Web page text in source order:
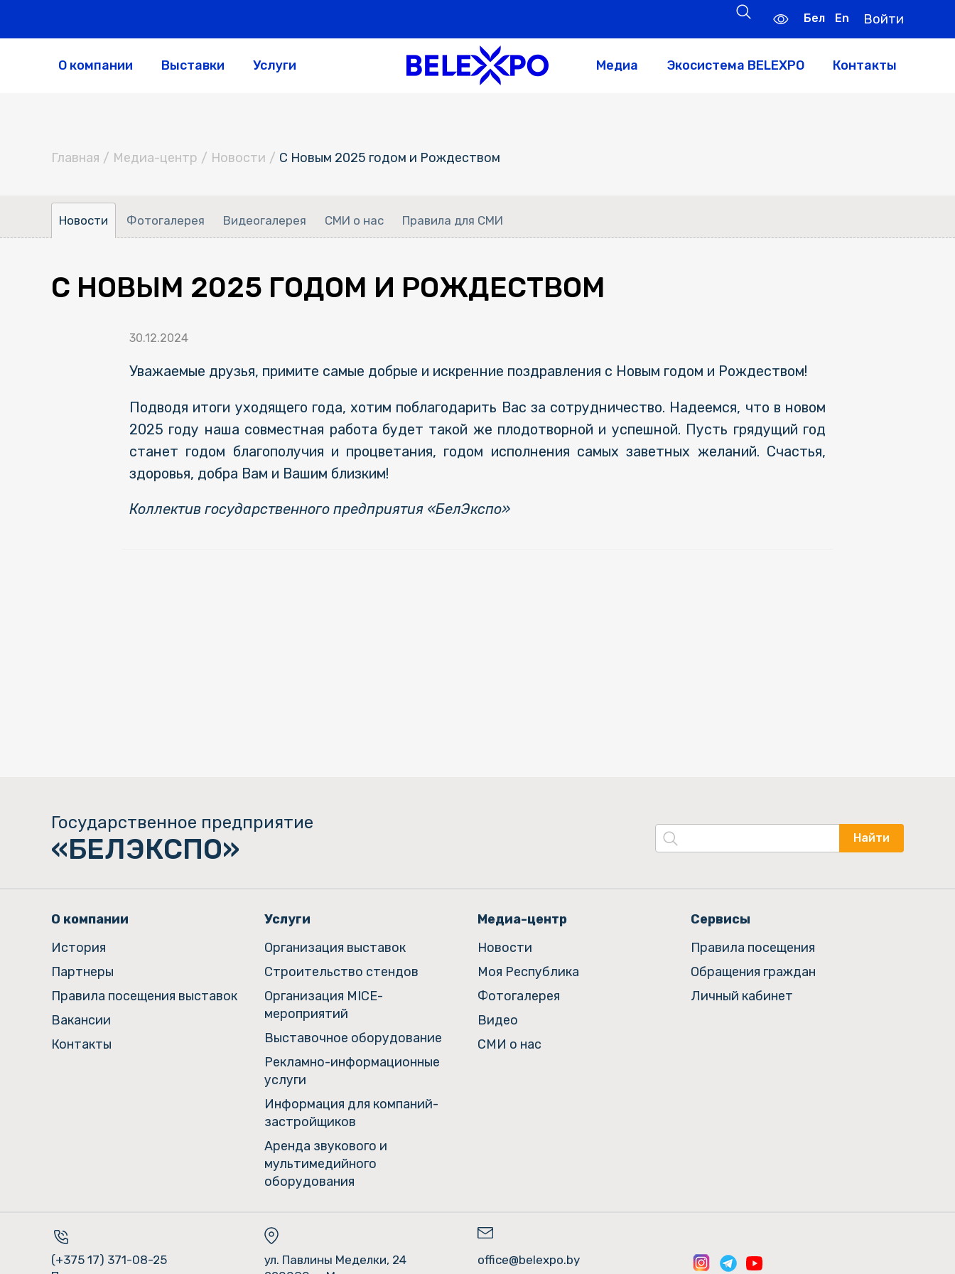
Бел En Войти
О компании Выставки Услуги Медиа Экосистема BELEXPO Контакты
Главная / Медиа-центр / Новости / С Новым 2025 годом и Рождеством
Новости Фотогалерея Видеогалерея СМИ о нас Правила для СМИ
С НОВЫМ 2025 ГОДОМ И РОЖДЕСТВОМ
30.12.2024
Уважаемые друзья, примите самые добрые и искренние поздравления с Новым годом и Рождеством!
Подводя итоги уходящего года, хотим поблагодарить Вас за сотрудничество. Надеемся, что в новом
2025 году наша совместная работа будет такой же плодотворной и успешной. Пусть грядущий год
станет годом благополучия и процветания, годом исполнения самых заветных желаний. Счастья,
здоровья, добра Вам и Вашим близким!
Коллектив государственного предприятия «БелЭкспо»
Государственное предприятие
«БЕЛЭКСПО» Найти
О компании
История
Партнеры
Правила посещения выставок
Вакансии
Контакты
Услуги
Организация выставок
Строительство стендов
Организация MICE-
мероприятий
Выставочное оборудование
Рекламно-информационные
услуги
Информация для компаний-
застройщиков
Аренда звукового и
мультимедийного
оборудования
Медиа-центр
Новости
Моя Республика
Фотогалерея
Видео
СМИ о нас
Сервисы
Правила посещения
Обращения граждан
Личный кабинет
(+375 17) 371-08-25
ул. Павлины Меделки, 24
office@belexpo.by